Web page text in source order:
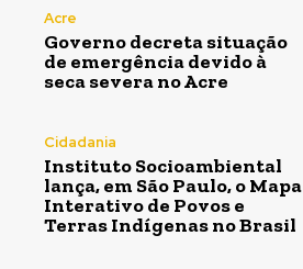
Acre
Governo decreta situação
de emergência devido à
seca severa no Acre
Cidadania
Instituto Socioambiental
lança, em São Paulo, o Mapa
Interativo de Povos e
Terras Indígenas no Brasil